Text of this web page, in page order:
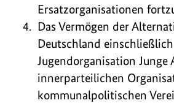
Ersatzorganisationen
Das Vermögen der
Deutschland
Jugendorganisation
innerparteilichen
kommunalpolitischen